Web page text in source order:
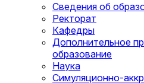
Сведения об
Ректорат
Кафедры
Дополнительное
образование
Наука
Симуляционно-